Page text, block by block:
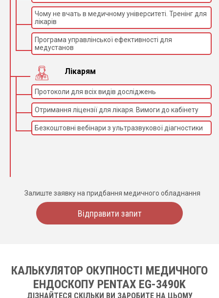
Чому не вчать в медичному університеті. Тренінг для
лікарів
Програма управлінської ефективності для
медустанов
Лікарям
Протоколи для всіх видів досліджень
Отримання ліцензії для лікаря. Вимоги до кабінету
Безкоштовні вебінари з ультразвукової діагностики
Залиште заявку на придбання медичного обладнання
Відправити запит
КАЛЬКУЛЯТОР ОКУПНОСТІ МЕДИЧНОГО
ЕНДОСКОПУ PENTAX EG-3490K
ДІЗНАЙТЕСЯ СКІЛЬКИ ВИ ЗАРОБИТЕ НА ЦЬОМУ